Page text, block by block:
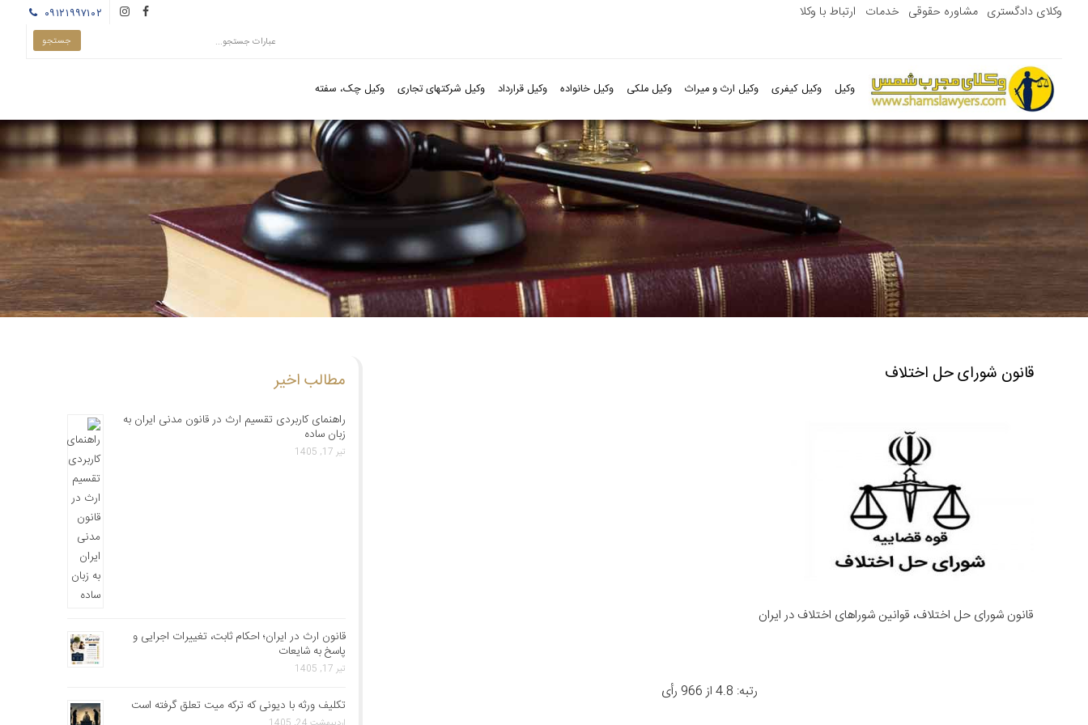
۰۹۱۲۱۹۹۷۱۰۲ وکلای دادگستری مشاوره حقوقی خدمات ارتباط با وکلا
وکیل وکیل کیفری وکیل ارث و میراث وکیل ملکی وکیل خانواده وکیل قرارداد وکیل شرکتهای تجاری وکیل چک، سفته
قانون شورای حل اختلاف
قانون شورای حل اختلاف، قوانین شوراهای اختلاف در ایران
رتبه: 4.8 از 966 رأی
مطالب اخیر
راهنمای کاربردی تقسیم ارث در قانون مدنی ایران به
زبان ساده
تیر 17, 1405
قانون ارث در ایران؛ احکام ثابت، تغییرات اجرایی و
پاسخ به شایعات
تیر 17, 1405
تکلیف ورثه با دیونی که ترکه میت تعلق گرفته است